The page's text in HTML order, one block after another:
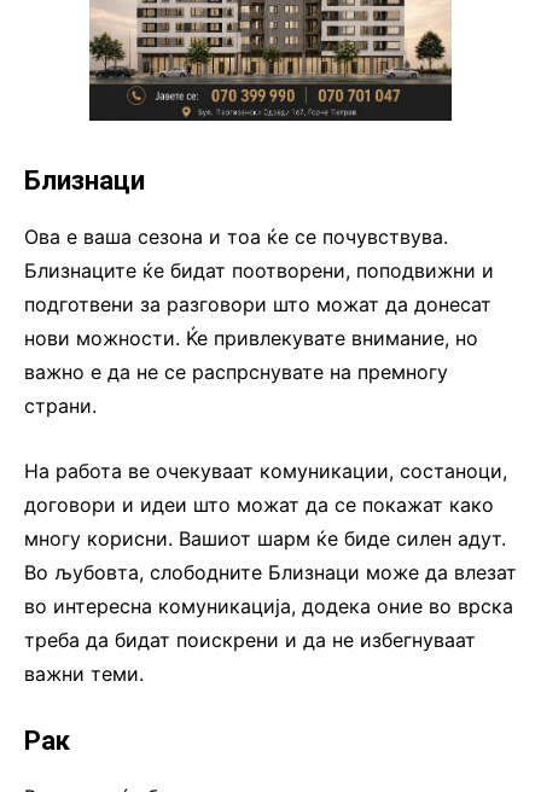
Близнаци
Ова е ваша сезона и тоа ќе се почувствува.
Близнаците ќе бидат поотворени, поподвижни и
подготвени за разговори што можат да донесат
нови можности. Ќе привлекувате внимание, но
важно е да не се распрснувате на премногу
страни.
На работа ве очекуваат комуникации, состаноци,
договори и идеи што можат да се покажат како
многу корисни. Вашиот шарм ќе биде силен адут.
Во љубовта, слободните Близнаци може да влезат
во интересна комуникација, додека оние во врска
треба да бидат поискрени и да не избегнуваат
важни теми.
Рак